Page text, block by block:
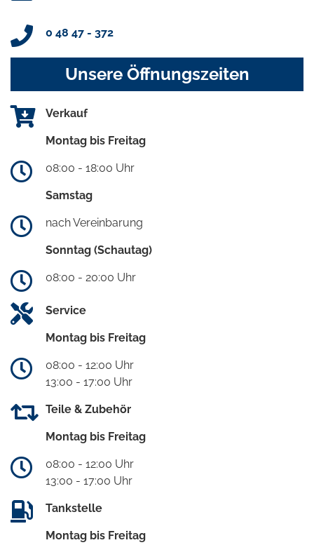
0 48 47 - 372
Unsere Öffnungszeiten
Verkauf
Montag bis Freitag
08:00 - 18:00 Uhr
Samstag
nach Vereinbarung
Sonntag (Schautag)
08:00 - 20:00 Uhr
Service
Montag bis Freitag
08:00 - 12:00 Uhr
13:00 - 17:00 Uhr
Teile & Zubehör
Montag bis Freitag
08:00 - 12:00 Uhr
13:00 - 17:00 Uhr
Tankstelle
Montag bis Freitag